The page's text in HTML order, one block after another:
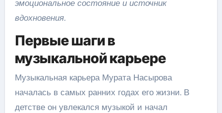
эмоциональное состояние и источник
вдохновения.
Первые шаги в
музыкальной карьере
Музыкальная карьера Мурата Насырова
началась в самых ранних годах его жизни. В
детстве он увлекался музыкой и начал